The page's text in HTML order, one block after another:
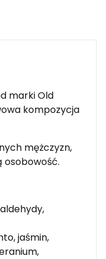
marki Old
kompozycja
mężczyzn,
jaśmin,